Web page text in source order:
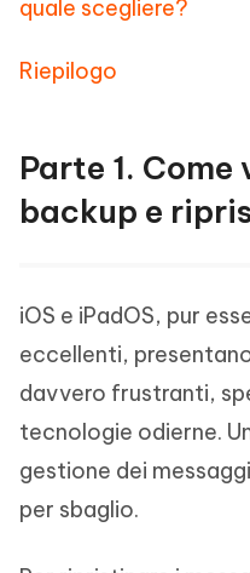
quale scegliere?
Riepilogo
Parte 1.
backup e
iOS e iPadOS, pur
eccellenti,
davvero frustranti,
tecnologie odierne.
gestione dei
per sbaglio.